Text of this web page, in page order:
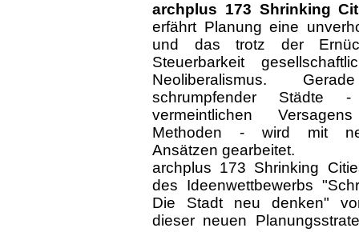
archplus 173 Shrinking
erfährt Planung eine
und das trotz der
Steuerbarkeit
Neoliberalismus.
schrumpfender Städte
vermeintlichen
Methoden - wird mit
Ansätzen gearbeitet.
archplus 173 Shrinking
des Ideenwettbewerbs
Die Stadt neu denken"
dieser neuen